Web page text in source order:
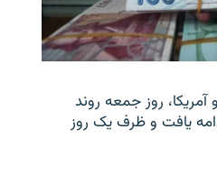
روز جمعه روند
یافت و ظرف یک روز